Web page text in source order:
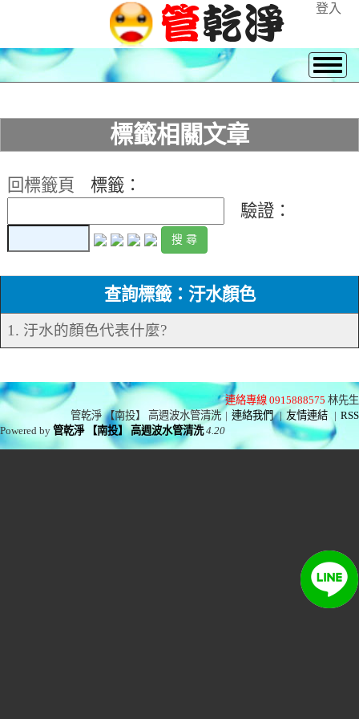
登入
標籤相關文章
回標籤頁
標籤：
驗證：
查詢標籤：汙水顏色
1. 汙水的顏色代表什麼?
連絡專線 0915888575 林先生
管乾淨 【南投】 高週波水管清洗 | 連絡我們 | 友情連結 | RSS
Powered by管乾淨 【南投】 高週波水管清洗 4.20